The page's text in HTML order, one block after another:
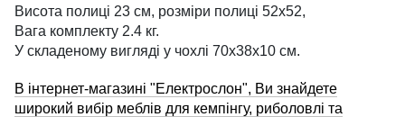
Висота полиці 23 см, розміри полиці 52х52,
Вага комплекту 2.4 кг.
У складеному вигляді у чохлі 70х38х10 см.
В інтернет-магазині "Електрослон", Ви знайдете
широкий вибір меблів для кемпінгу, риболовлі та